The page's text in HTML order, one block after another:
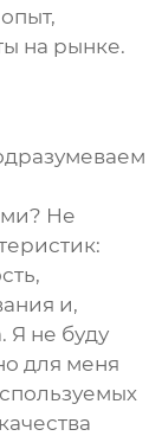
на рынке.
? Не
и,
Я не буду
для меня